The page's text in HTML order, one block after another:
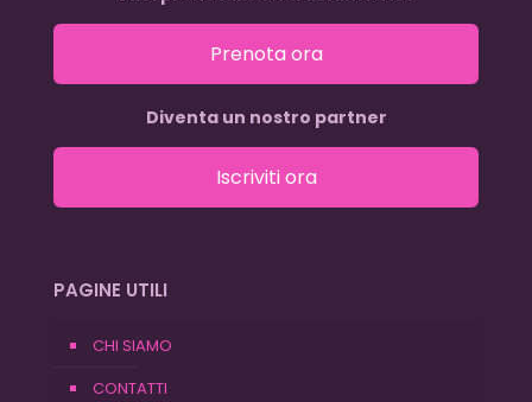
Prenota ora
Diventa un nostro partner
Iscriviti ora
PAGINE UTILI
CHI SIAMO
CONTATTI